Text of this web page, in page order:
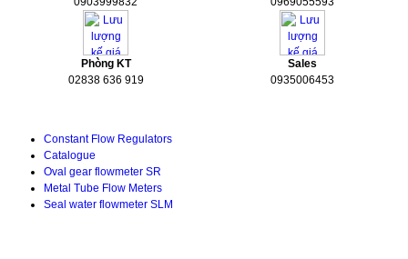
Phòng KT
02838 636 919
Sales
0935006453
Constant Flow Regulators
Catalogue
Oval gear flowmeter SR
Metal Tube Flow Meters
Seal water flowmeter SLM